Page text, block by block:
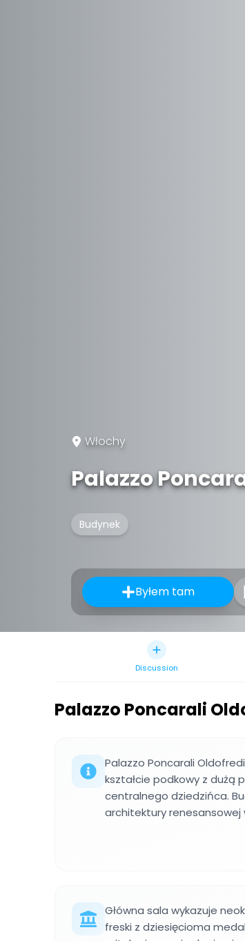
Włochy
Palazzo
Budynek
Byłem tam
Discussion
Palazzo Poncarali
Palazzo Poncarali
kształcie podkowy z dużą
centralnego dziedzińca.
architektury renesansowej
Główna sala wykazuje
freski z dziesięcioma